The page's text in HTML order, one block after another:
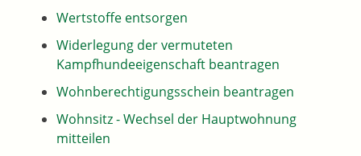
Wertstoffe entsorgen
Widerlegung der vermuteten
Kampfhundeeigenschaft beantragen
Wohnberechtigungsschein beantragen
Wohnsitz - Wechsel der Hauptwohnung
mitteilen